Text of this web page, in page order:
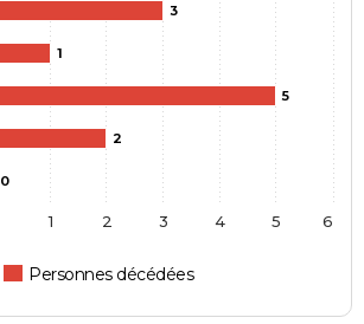
3
1
5
2
0
Personnes décédées
1 2 3 4 5 6